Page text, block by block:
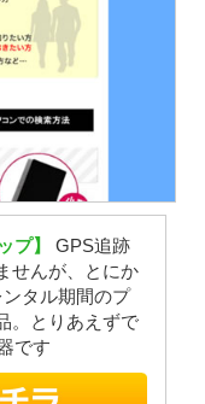
プ】
GPS追跡
せんが、とにか
タル期間のプ
。とりあえずで
です